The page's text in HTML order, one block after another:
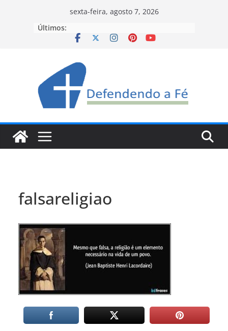
sexta-feira, agosto 7, 2026
Últimos:
falsareligiao